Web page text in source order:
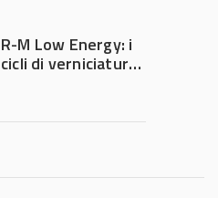
diventa ingegneria
di precisione
R-M Low Energy: i
cicli di verniciatura
tempi e costi in